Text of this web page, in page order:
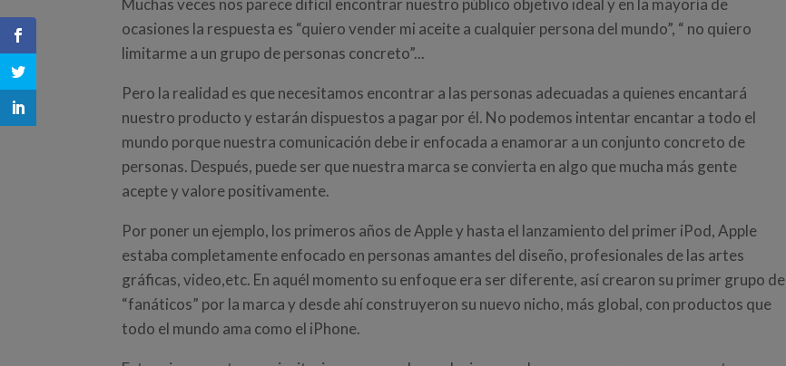
Muchas veces nos parece difícil encontrar nuestro público objetivo ideal y en la mayoría de
ocasiones la respuesta es “quiero vender mi aceite a cualquier persona del mundo”, “ no quiero
limitarme a un grupo de personas concreto”...
Pero la realidad es que necesitamos encontrar a las personas adecuadas a quienes encantará
nuestro producto y estarán dispuestos a pagar por él. No podemos intentar encantar a todo el
mundo porque nuestra comunicación debe ir enfocada a enamorar a un conjunto concreto de
personas. Después, puede ser que nuestra marca se convierta en algo que mucha más gente
acepte y valore positivamente.
Por poner un ejemplo, los primeros años de Apple y hasta el lanzamiento del primer iPod, Apple
estaba completamente enfocado en personas amantes del diseño, profesionales de las artes
gráficas, video,etc. En aquél momento su enfoque era ser diferente, así crearon su primer grupo de
“fanáticos” por la marca y desde ahí construyeron su nuevo nicho, más global, con productos que
todo el mundo ama como el iPhone.